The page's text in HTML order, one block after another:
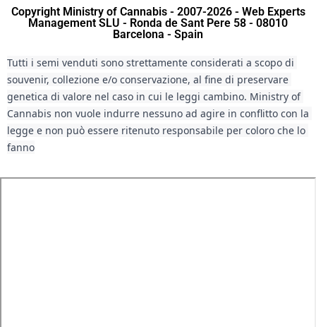
Copyright Ministry of Cannabis - 2007-2026 - Web Experts
Management SLU - Ronda de Sant Pere 58 - 08010
Barcelona - Spain
Tutti i semi venduti sono strettamente considerati a scopo di
souvenir, collezione e/o conservazione, al fine di preservare
genetica di valore nel caso in cui le leggi cambino. Ministry of
Cannabis non vuole indurre nessuno ad agire in conflitto con la
legge e non può essere ritenuto responsabile per coloro che lo
fanno